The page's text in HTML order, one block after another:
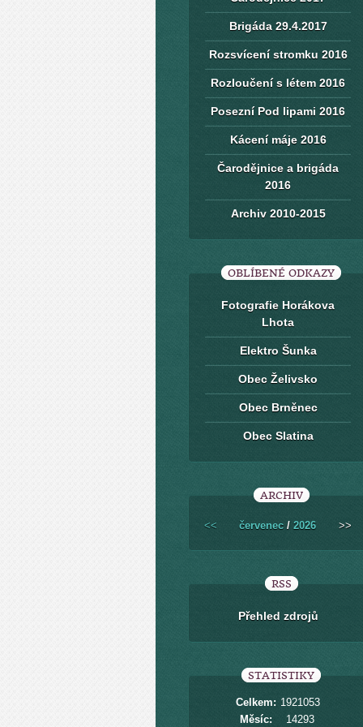
Brigáda 29.4.2017
Rozsvícení stromku 2016
Rozloučení s létem 2016
Posezní Pod lipami 2016
Kácení máje 2016
Čarodějnice a brigáda
2016
Archiv 2010-2015
OBLÍBENÉ ODKAZY
Fotografie Horákova
Lhota
Elektro Šunka
Obec Želivsko
Obec Brněnec
Obec Slatina
ARCHIV
<< červenec / 2026 >>
RSS
Přehled zdrojů
STATISTIKY
Celkem: 1921053
Měsíc:
14293